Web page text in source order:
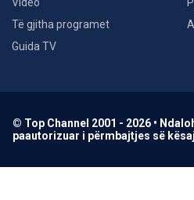
Të gjitha programet
Guida TV
© Top Channel 2001 - 2026 •
paautorizuar i përmbajtjes së